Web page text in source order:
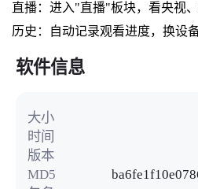
直播：进入"直播"板块，看央视
历史：自动记录观看进度，换设
软件信息
大小
时间
版本
MD5